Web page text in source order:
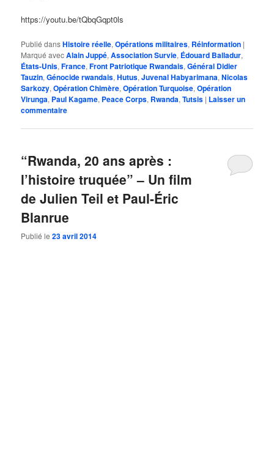
https://youtu.be/tQbqGqpt0ls
Publié dansHistoire réelle,Opérations militaires, Réinformation |
Marqué avecAlain Juppé,Association Survie, Édouard Balladur,
États-Unis,France,Front Patriotique Rwandais,Général Didier
Tauzin,Génocide rwandais,Hutus,Juvenal Habyarimana,Nicolas
Sarkozy,Opération Chimère,Opération Turquoise,Opération
Virunga, Paul Kagame, Peace Corps, Rwanda,Tutsis | Laisser un
commentaire
“Rwanda, 20 ans après :
l’histoire truquée” – Un film
de Julien Teil et Paul-Éric
Blanrue
Publié le23 avril 2014